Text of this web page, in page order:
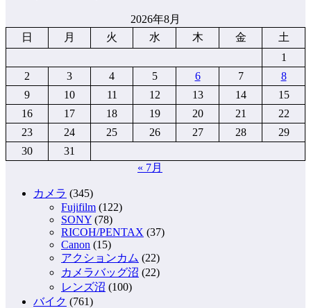
2026年8月
日
月 火 水 木 金
土
1
2
3 4 5 6 7
8
9
10 11 12 13 14
15
16
17 18 19 20 21
22
23
24 25 26 27 28
29
30
31
« 7月
カメラ (345)
Fujifilm (122)
SONY (78)
RICOH/PENTAX (37)
Canon (15)
アクションカム (22)
カメラバッグ沼 (22)
レンズ沼 (100)
バイク (761)